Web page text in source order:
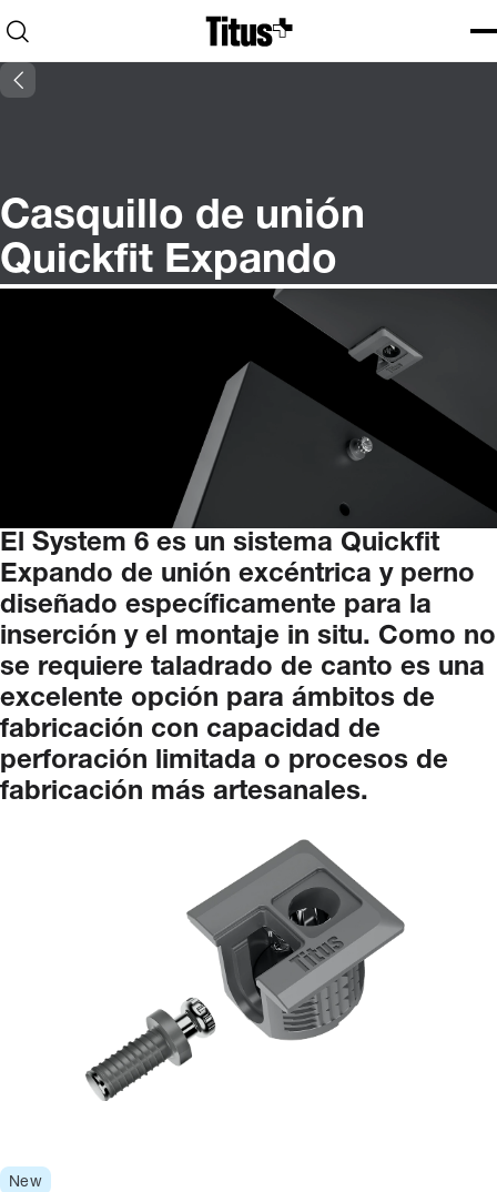
Home
Open search
Casquillo de unión
Quickfit Expando
El System 6 es un sistema Quickfit
Expando de unión excéntrica y perno
diseñado específicamente para la
inserción y el montaje in situ. Como no
se requiere taladrado de canto es una
excelente opción para ámbitos de
fabricación con capacidad de
perforación limitada o procesos de
fabricación más artesanales.
New